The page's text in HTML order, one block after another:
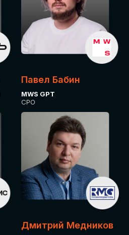
Павел Бабин
MWS GPT
CPO
Дмитрий Медников